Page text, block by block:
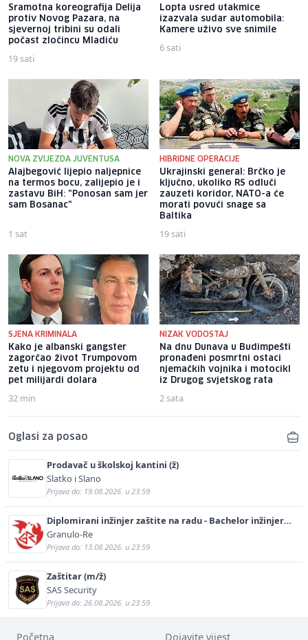
Sramotna koreografija Delija
protiv Novog Pazara, na
sjevernoj tribini su odali
počast zločincu Mladiću
19 sati
Lopta usred utakmice
izazvala sudar automobila:
Kamere uživo sve snimile
6 sati
NOVA ZVIJEZDA JUVENTUSA
Alajbegović lijepio naljepnice
na termos bocu, zalijepio je i
zastavu BiH: "Ponosan sam jer
sam Bosanac"
1 sat
HIBRIDNE OPERACIJE
Ukrajinski general: Brčko je
ključno, ukoliko RS odluči
zauzeti koridor, NATO-a će
morati povući snage sa
Baltika
19 sati
SJENA KRIMINALA
Kako je albanski gangster
zagorčao život Trumpovom
zetu i njegovom projektu od
pet milijardi dolara
32 min
NIZAK VODOSTAJ
Na dnu Dunava u Budimpešti
pronađeni posmrtni ostaci
njemačkih vojnika i motocikl
iz Drugog svjetskog rata
2 sata
Oglasi za posao
Prodavač u školskoj kantini (ž)
Slatko i Slano
Prijava do: 19.08.2026. u 23:59
Diplomirani inžinjer zaštite na radu - Bachelor inžinjer
sigurnosti i pomoći (m/ž)
Granulo-Re
Prijava do: 13.08.2026. u 23:59
Zaštitar (m/ž)
SAS Security
Prijava do: 26.08.2026. u 23:59
Početna Dojavite vijest